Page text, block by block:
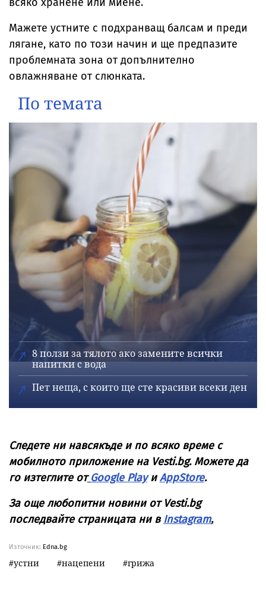
Мажете устните с подхранващ балсам и преди
лягане, като по този начин и ще предпазите
проблемната зона от допълнително
овлажняване от слюнката.
По темата
8 ползи за тялото ако замените всички
напитки с вода
Пет неща, с които ще сте красиви всеки ден
Следете ни навсякъде и по всяко време с
мобилното приложение на Vesti.bg. Можете да
го изтеглите от Google PlayиAppStore.
За още любопитни новини от Vesti.bg
последвайте страницата ни вInstagram.
Източник: Edna.bg
устни нацепени грижа